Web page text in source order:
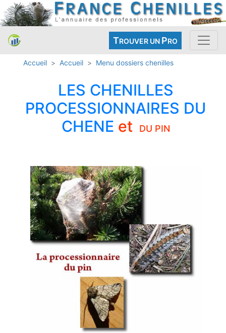
TROUVER UN PRO
Accueil Accueil Menu dossiers chenilles
LES CHENILLES
PROCESSIONNAIRES DU
CHENE et DU PIN